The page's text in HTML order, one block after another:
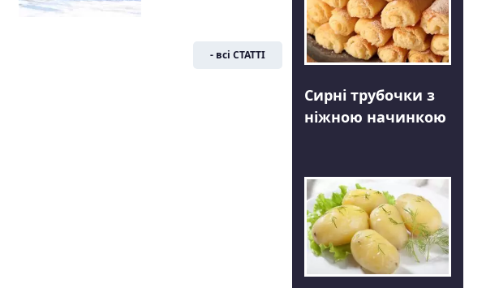
- всі СТАТТІ
Сирні трубочки з
ніжною начинкою